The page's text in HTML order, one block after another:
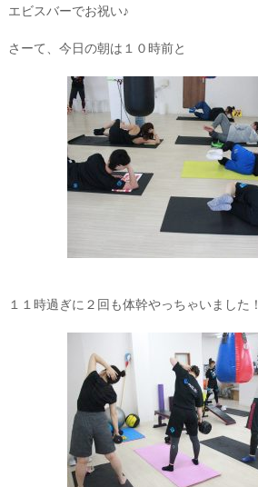
エビスバーでお祝い♪
さーて、今日の朝は１０時前と
１１時過ぎに２回も体幹やっちゃいました！